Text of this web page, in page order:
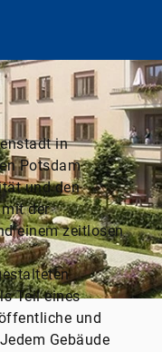
in
Potsdam
und den
der
einem zeitlosen
Teil eines
und
Gebäude